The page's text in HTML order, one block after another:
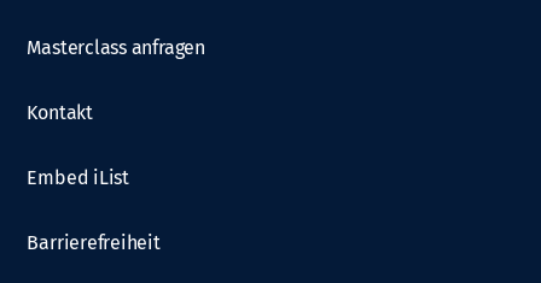
Masterclass anfragen
Kontakt
Embed iList
Barrierefreiheit